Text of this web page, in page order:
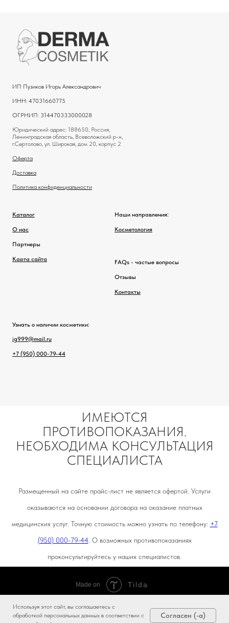
ИП Пузиков Игорь Александрович
ИНН: 47031660775
ОГРНИП: 314470333000028
Юридический адрес: 188650, Россия,
Ленинградская область, Всеволожский р-н,
г.Сертолово, ул. Широкая, дом 20, корпус 2
Оферта
Доставка
Политика конфиденциальности
Каталог
О нас
Партнеры
Карта сайта
Наши направления:
Косметология
FAQs - частые вопросы
Отзывы
Контакты
Узнать о наличии косметики:
ig999@mail.ru
+7 (950) 000-79-44
Используя этот сайт, вы соглашаетесь с
обработкой персональных данных в соответствии с
Согласен (-а)
ИМЕЮТСЯ
ПРОТИВОПОКАЗАНИЯ.
НЕОБХОДИМА КОНСУЛЬТАЦИЯ
СПЕЦИАЛИСТА
Размещенный на сайте прайс-лист не является офертой. Услуги
оказываются на основании договора на оказание платных
медицинских услуг. Точную стоимость можно узнать по телефону: +7
(950) 000-79-44 . О возможных противопоказаниях
проконсультируйтесь у наших специалистов.
Made on Tilda